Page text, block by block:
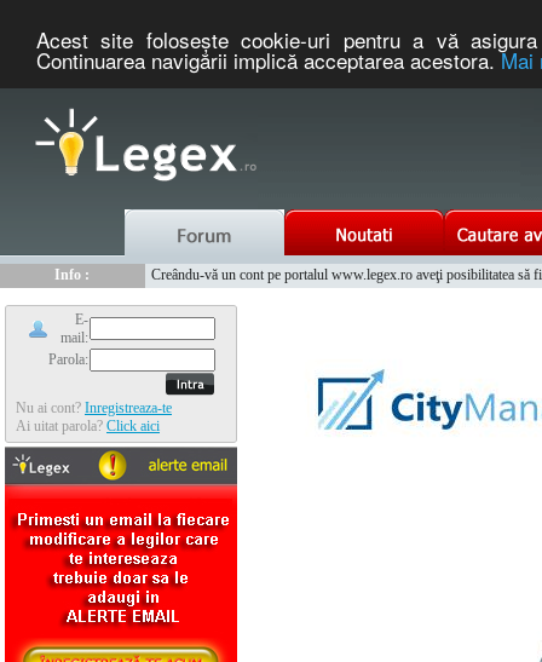
Acest site foloseşte cookie-uri pentru a vă
Continuarea navigării implică acceptarea acestora.Mai
Info :
www.tntauto.ro - Managementul Integrat al Parcului Auto
E-
mail:
Parola:
Nu ai cont? Inregistreaza-te
Ai uitat parola? Click aici